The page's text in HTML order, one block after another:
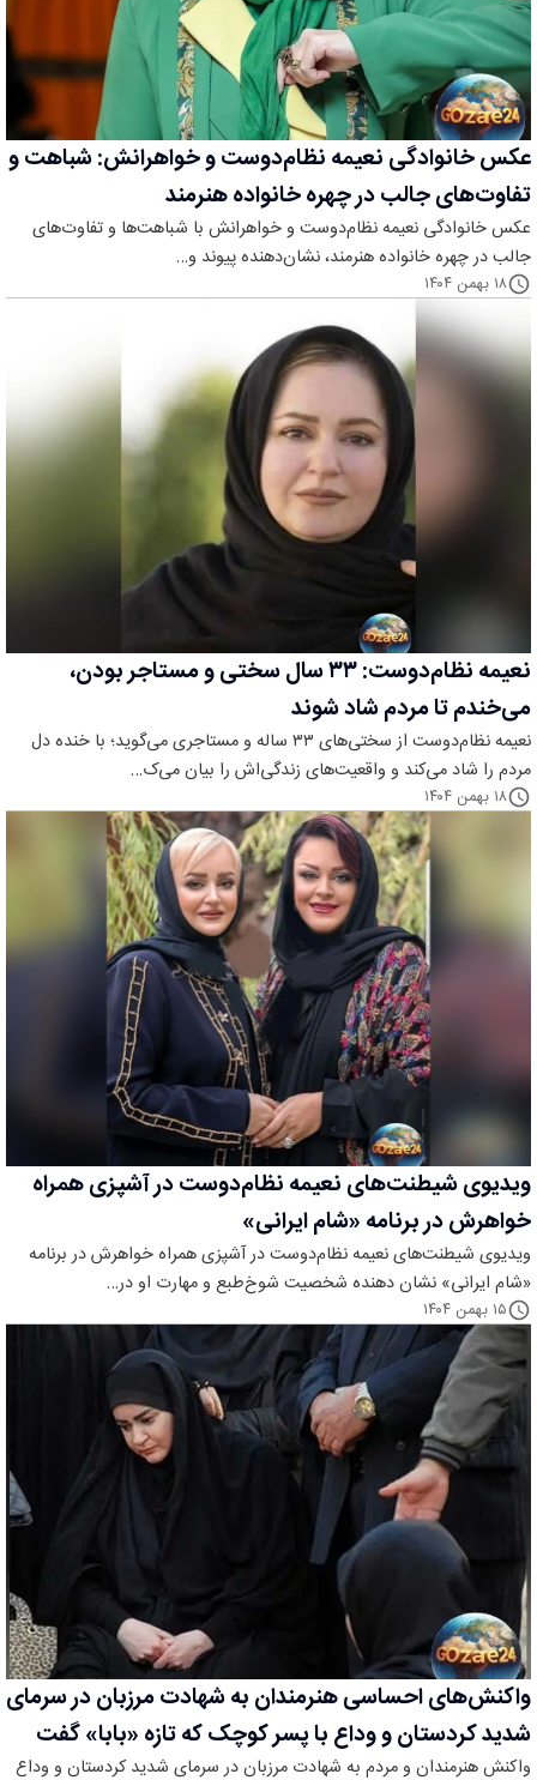
عکس خانوادگی نعیمه نظام‌دوست و خواهرانش: شباهت و
تفاوت‌های جالب در چهره خانواده هنرمند
عکس خانوادگی نعیمه نظام‌دوست و خواهرانش با شباهت‌ها و تفاوت‌های
جالب در چهره خانواده هنرمند، نشان‌دهنده پیوند و…
۱۸ بهمن ۱۴۰۴
نعیمه نظام‌دوست: ۳۳ سال سختی و مستاجر بودن،
می‌خندم تا مردم شاد شوند
نعیمه نظام‌دوست از سختی‌های ۳۳ ساله و مستاجری می‌گوید؛ با خنده دل
مردم را شاد می‌کند و واقعیت‌های زندگی‌اش را بیان می‌ک…
۱۸ بهمن ۱۴۰۴
ویدیوی شیطنت‌های نعیمه نظام‌دوست در آشپزی همراه
خواهرش در برنامه «شام ایرانی»
ویدیوی شیطنت‌های نعیمه نظام‌دوست در آشپزی همراه خواهرش در برنامه
«شام ایرانی» نشان دهنده شخصیت شوخ‌طبع و مهارت او در…
۱۵ بهمن ۱۴۰۴
واکنش‌های احساسی هنرمندان به شهادت مرزبان در سرمای
شدید کردستان و وداع با پسر کوچک که تازه «بابا» گفت
واکنش هنرمندان و مردم به شهادت مرزبان در سرمای شدید کردستان و وداع